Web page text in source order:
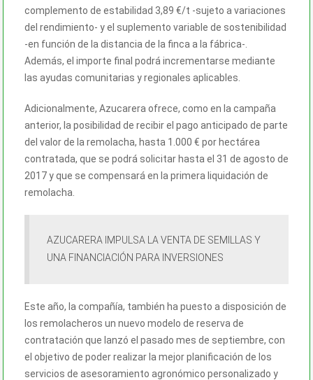
complemento de estabilidad 3,89 €/t -sujeto a variaciones
del rendimiento- y el suplemento variable de sostenibilidad
-en función de la distancia de la finca a la fábrica-.
Además, el importe final podrá incrementarse mediante
las ayudas comunitarias y regionales aplicables.
Adicionalmente, Azucarera ofrece, como en la campaña
anterior, la posibilidad de recibir el pago anticipado de parte
del valor de la remolacha, hasta 1.000 € por hectárea
contratada, que se podrá solicitar hasta el 31 de agosto de
2017 y que se compensará en la primera liquidación de
remolacha.
AZUCARERA IMPULSA LA VENTA DE SEMILLAS Y
UNA FINANCIACIÓN PARA INVERSIONES
Este año, la compañía, también ha puesto a disposición de
los remolacheros un nuevo modelo de reserva de
contratación que lanzó el pasado mes de septiembre, con
el objetivo de poder realizar la mejor planificación de los
servicios de asesoramiento agronómico personalizado y